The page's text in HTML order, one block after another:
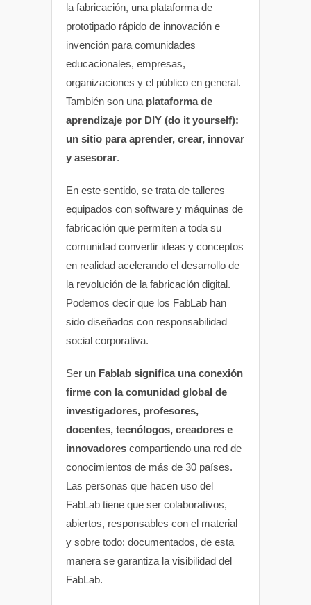
la fabricación, una plataforma de
prototipado rápido de innovación e
invención para comunidades
educacionales, empresas,
organizaciones y el público en general.
También son una plataforma de
aprendizaje por DIY (do it yourself):
un sitio para aprender, crear, innovar
y asesorar.
En este sentido, se trata de talleres
equipados con software y máquinas de
fabricación que permiten a toda su
comunidad convertir ideas y conceptos
en realidad acelerando el desarrollo de
la revolución de la fabricación digital.
Podemos decir que los FabLab han
sido diseñados con responsabilidad
social corporativa.
Ser un Fablab significa una conexión
firme con la comunidad global de
investigadores, profesores,
docentes, tecnólogos, creadores e
innovadores compartiendo una red de
conocimientos de más de 30 países.
Las personas que hacen uso del
FabLab tiene que ser colaborativos,
abiertos, responsables con el material
y sobre todo: documentados, de esta
manera se garantiza la visibilidad del
FabLab.